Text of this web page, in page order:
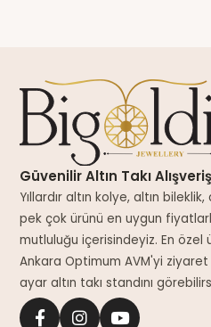
Güvenilir Altın Takı
Yıllardır altın kolye, altın
pek çok ürünü en uygun
mutluluğu içerisindeyiz. En
Ankara Optimum AVM'yi
ayar altın takı standını